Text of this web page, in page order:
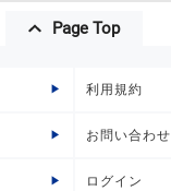
Page Top
利用規約
お問い合わせ
ログイン